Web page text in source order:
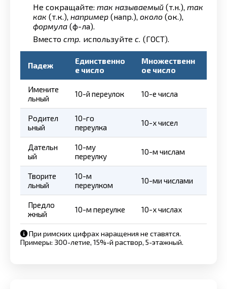
Не сокращайте: так называемый (т.н.), так
как (т.к.), например (напр.), около (ок.),
формула (ф-ла).
Вместо стр. используйте с. (ГОСТ).
Падеж
Единственно
е число
Множественн
ое число
Имените
льный
10-й переулок 10-е числа
Родител
ьный
10-го
переулка
10-х чисел
Дательн
ый
10-му
переулку
10-м числам
Творите
льный
10-м
переулком
10-ми числами
Предло
жный
10-м переулке 10-х числах
При римских цифрах наращения не ставятся.
Примеры: 300-летие, 15%-й раствор, 5-этажный.